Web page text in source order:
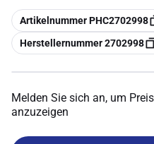
Kopieren
Artikelnummer PHC2702998
Kopieren
Herstellernummer 2702998
Melden Sie sich an, um
anzuzeigen